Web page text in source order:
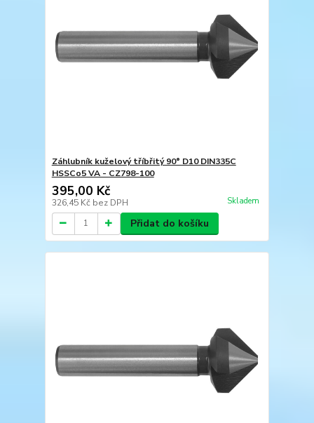
Záhlubník kuželový tříbřitý 90° D10 DIN335C
HSSCo5 VA - CZ798-100
395,00 Kč
326,45 Kč bez DPH Skladem
Přidat do košíku